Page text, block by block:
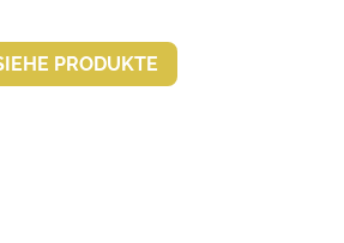
PRO­DUKTE